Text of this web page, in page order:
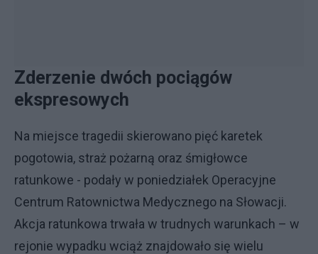
Zderzenie dwóch pociągów
ekspresowych
Na miejsce tragedii skierowano pięć karetek
pogotowia, straż pożarną oraz śmigłowce
ratunkowe - podały w poniedziałek Operacyjne
Centrum Ratownictwa Medycznego na Słowacji.
Akcja ratunkowa trwała w trudnych warunkach – w
rejonie wypadku wciąż znajdowało się wielu